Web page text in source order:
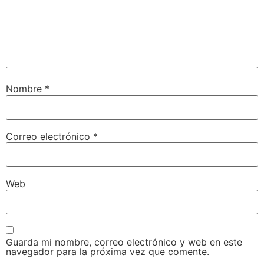
Nombre *
Correo electrónico *
Web
Guarda mi nombre, correo electrónico y web en este
navegador para la próxima vez que comente.